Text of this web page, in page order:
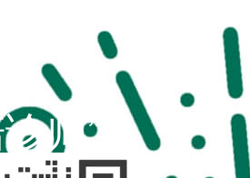
诊师”